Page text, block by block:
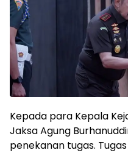
Kepada para Kepala
Jaksa Agung
penekanan tugas.